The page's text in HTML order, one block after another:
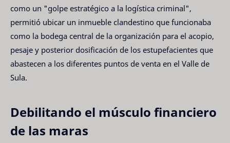
como un "golpe estratégico a la logística criminal",
permitió ubicar un inmueble clandestino que funcionaba
como la bodega central de la organización para el acopio,
pesaje y posterior dosificación de los estupefacientes que
abastecen a los diferentes puntos de venta en el Valle de
Sula.
Debilitando el músculo financiero
de las maras